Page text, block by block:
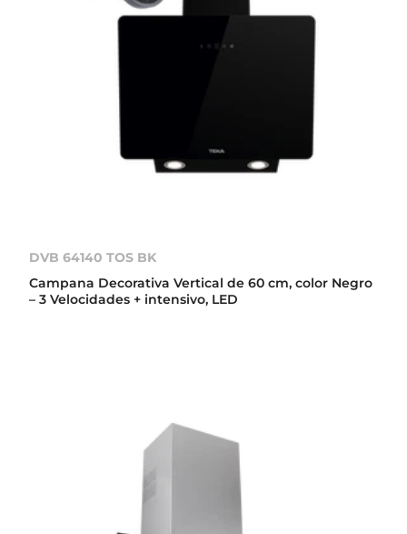
DVB 64140 TOS BK
Campana Decorativa Vertical de 60 cm, color Negro
– 3 Velocidades + intensivo, LED